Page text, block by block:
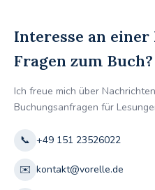
Interesse an einer
Fragen zum Buch?
Ich freue mich über
Buchungsanfragen für
📞 +49 151 23526022
✉️ kontakt@vorelle.de